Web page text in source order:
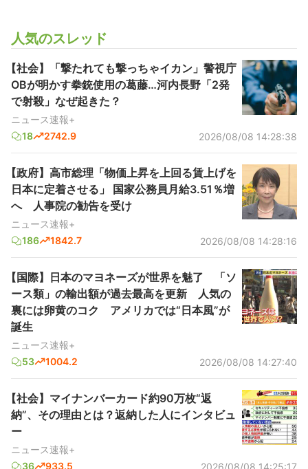
人気のスレッド
【社会】「撃たれても撃っちゃイカン」警視庁
OBが明かす拳銃使用の葛藤…河内長野「2発
で射殺」なぜ起きた？
ニュース速報+
18
2742.9 2026/08/08 14:28:38
【政府】高市総理「物価上昇を上回る賃上げを
日本に定着させる」 国家公務員月給3.51％増
へ 人事院の勧告を受け
ニュース速報+
186
1842.7 2026/08/08 14:28:16
【国際】日本のマヨネーズが世界を魅了 「ソ
ース類」の輸出額が過去最高を更新 人気の
裏には卵黄のコク アメリカでは“日本風”が
誕生
ニュース速報+
53
1004.2 2026/08/08 14:27:40
【社会】マイナンバーカード約90万枚“返
納”、その理由とは？返納した人にインタビュ
ー
ニュース速報+
36
933.5